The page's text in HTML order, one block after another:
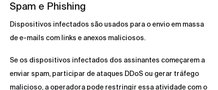
Spam e Phishing
Dispositivos infectados são usados para o envio em massa
de e-mails com links e anexos maliciosos.
Se os dispositivos infectados dos assinantes começarem a
enviar spam, participar de ataques DDoS ou gerar tráfego
malicioso, a operadora pode restringir essa atividade com o